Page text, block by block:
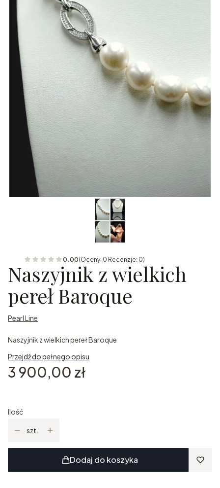
0.00(Oceny: 0 Recenzje: 0)
Naszyjnik z wielkich
pereł Baroque
Pearl Line
Naszyjnik z wielkich pereł Baroque
Przejdź do pełnego opisu
Cena
3 900,00 zł
Ilość
szt.
Dodaj do koszyka